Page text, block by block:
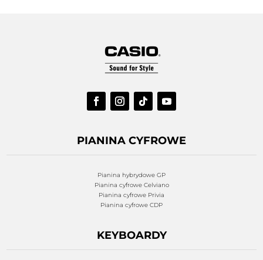
PIANINA CYFROWE
Pianina hybrydowe GP
Pianina cyfrowe Celviano
Pianina cyfrowe Privia
Pianina cyfrowe CDP
KEYBOARDY